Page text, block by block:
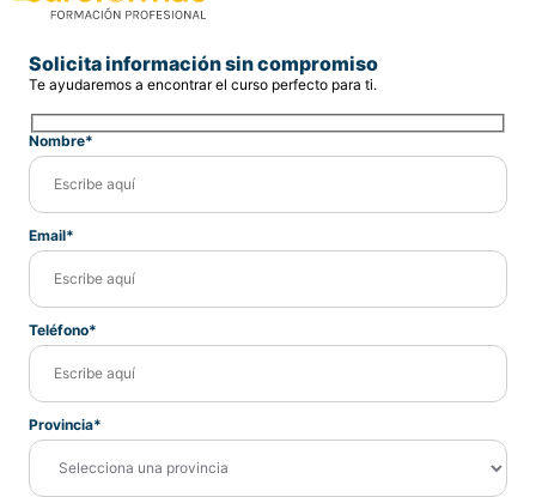
Solicita información sin compromiso
Te ayudaremos a encontrar el curso perfecto para ti.
Nombre*
Email*
Teléfono*
Provincia*